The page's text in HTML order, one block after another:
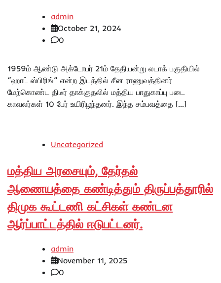
admin
October 21, 2024
0
1959ம் ஆண்டு அக்டோபர் 21ம் தேதியன்று லடாக் பகுதியில்
“ஹாட் ஸ்பிரிங்” என்ற இடத்தில் சீன ராணுவத்தினர்
மேற்கொண்ட திடீர் தாக்குதலில் மத்திய பாதுகாப்பு படை
காவலர்கள் 10 பேர் உயிரிழந்தனர். இந்த சம்பவத்தை […]
Uncategorized
மத்திய அரசையும், தேர்தல்
ஆணையத்தை கண்டித்தும் திருப்பத்தூரில்
திமுக கூட்டணி கட்சிகள் கண்டன
ஆர்ப்பாட்டத்தில் ஈடுபட்டனர்.
admin
November 11, 2025
0